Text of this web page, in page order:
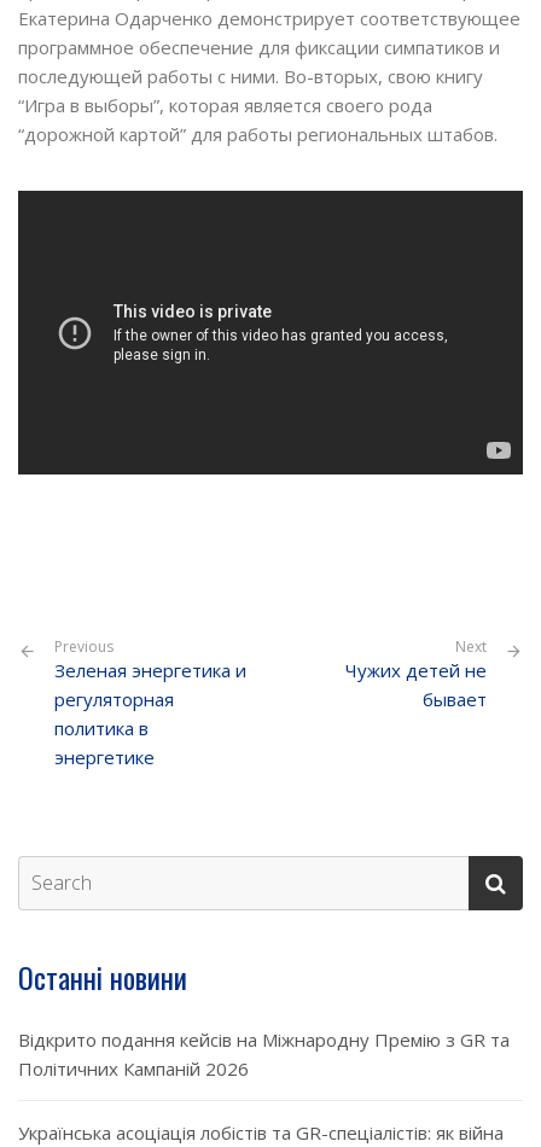
Екатерина Одарченко демонстрирует соответствующее
программное обеспечение для фиксации симпатиков и
последующей работы с ними. Во-вторых, свою книгу
“Игра в выборы”, которая является своего рода
“дорожной картой” для работы региональных штабов.
Previous
Зеленая энергетика и
регуляторная
политика в
энергетике
Next
Чужих детей не
бывает
Останні новини
Відкрито подання кейсів на Міжнародну Премію з GR та
Політичних Кампаній 2026
Українська асоціація лобістів та GR-спеціалістів: як війна